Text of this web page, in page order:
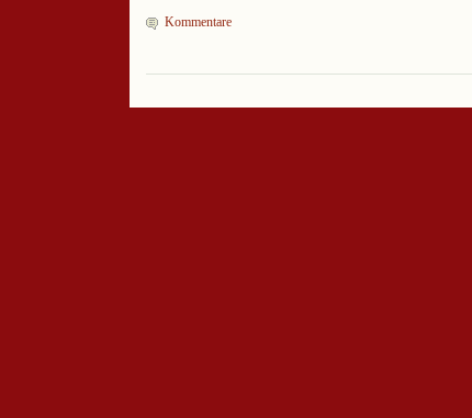
Kommentare